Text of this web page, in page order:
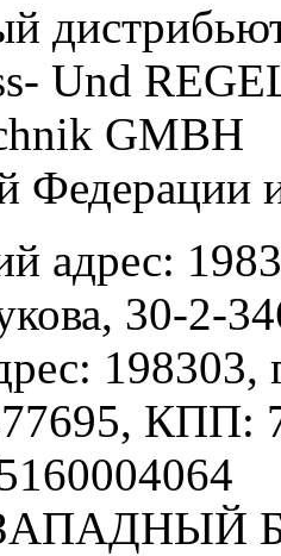
Und
GMBH
Федерации
адрес:
30-2-
198303,
КПП: